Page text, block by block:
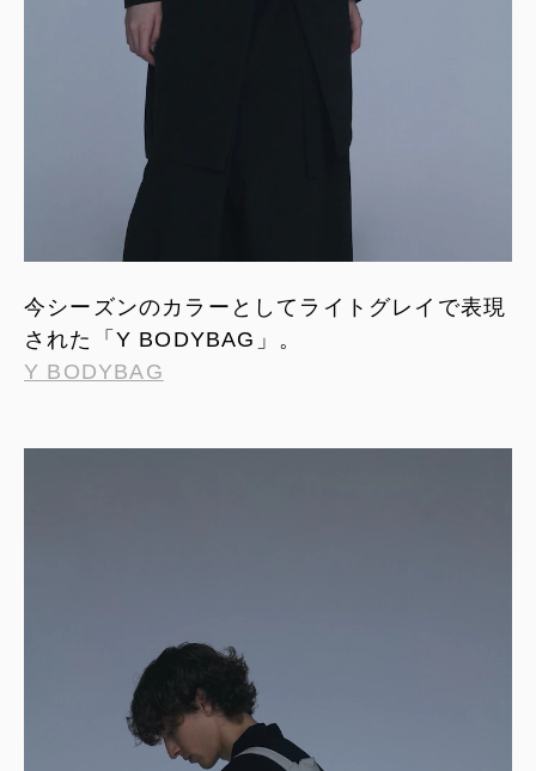
今シーズンのカラーとしてライトグレイで表現
された「Y BODYBAG」。
Y BODYBAG